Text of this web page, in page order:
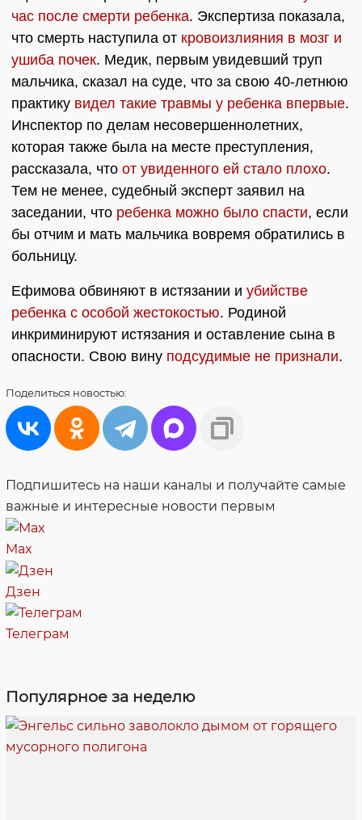
час после смерти ребенка. Экспертиза показала,
что смерть наступила от кровоизлияния в мозг и
ушиба почек. Медик, первым увидевший труп
мальчика, сказал на суде, что за свою 40-летнюю
практику видел такие травмы у ребенка впервые.
Инспектор по делам несовершеннолетних,
которая также была на месте преступления,
рассказала, что от увиденного ей стало плохо.
Тем не менее, судебный эксперт заявил на
заседании, что ребенка можно было спасти, если
бы отчим и мать мальчика вовремя обратились в
больницу.
Ефимова обвиняют в истязании и убийстве
ребенка с особой жестокостью. Родиной
инкриминируют истязания и оставление сына в
опасности. Свою вину подсудимые не признали.
Поделиться новостью:
Подпишитесь на наши каналы и получайте самые
важные и интересные новости первым
Max
Дзен
Телеграм
Популярное за неделю